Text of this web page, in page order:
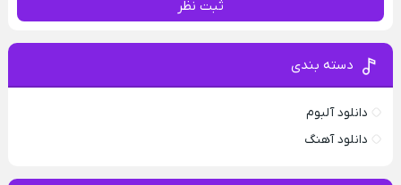
ثبت نظر
دسته بندی
دانلود آلبوم
دانلود آهنگ